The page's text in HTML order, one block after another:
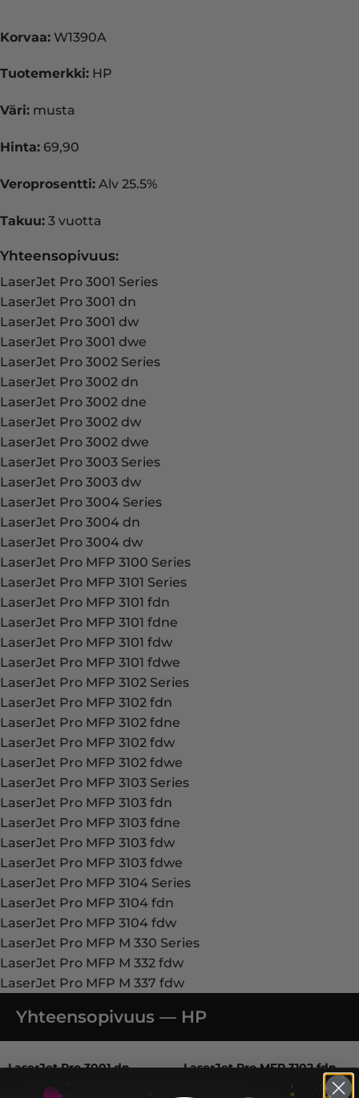
Korvaa: W1390A
Tuotemerkki: HP
Väri: musta
Hinta: 69,90
Veroprosentti: Alv 25.5%
Takuu: 3 vuotta
Yhteensopivuus:
LaserJet Pro 3001 Series
LaserJet Pro 3001 dn
LaserJet Pro 3001 dw
LaserJet Pro 3001 dwe
LaserJet Pro 3002 Series
LaserJet Pro 3002 dn
LaserJet Pro 3002 dne
LaserJet Pro 3002 dw
LaserJet Pro 3002 dwe
LaserJet Pro 3003 Series
LaserJet Pro 3003 dw
LaserJet Pro 3004 Series
LaserJet Pro 3004 dn
LaserJet Pro 3004 dw
LaserJet Pro MFP 3100 Series
LaserJet Pro MFP 3101 Series
LaserJet Pro MFP 3101 fdn
LaserJet Pro MFP 3101 fdne
LaserJet Pro MFP 3101 fdw
LaserJet Pro MFP 3101 fdwe
LaserJet Pro MFP 3102 Series
LaserJet Pro MFP 3102 fdn
LaserJet Pro MFP 3102 fdne
LaserJet Pro MFP 3102 fdw
LaserJet Pro MFP 3102 fdwe
LaserJet Pro MFP 3103 Series
LaserJet Pro MFP 3103 fdn
LaserJet Pro MFP 3103 fdne
LaserJet Pro MFP 3103 fdw
LaserJet Pro MFP 3103 fdwe
LaserJet Pro MFP 3104 Series
LaserJet Pro MFP 3104 fdn
LaserJet Pro MFP 3104 fdw
LaserJet Pro MFP M 330 Series
LaserJet Pro MFP M 332 fdw
LaserJet Pro MFP M 337 fdw
Yhteensopivuus — HP
LaserJet Pro 3001 dn
LaserJet Pro 3001 dw
LaserJet Pro MFP 3102 fdn
LaserJet Pro MFP 3102 fdne